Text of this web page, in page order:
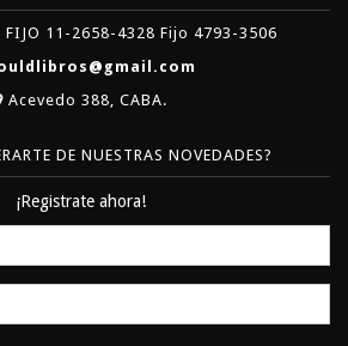
FIJO 11-2658-4328 Fijo 4793-3506
Acevedo 388, CABA.
DE NUESTRAS NOVEDADES?
¡Registrate ahora!